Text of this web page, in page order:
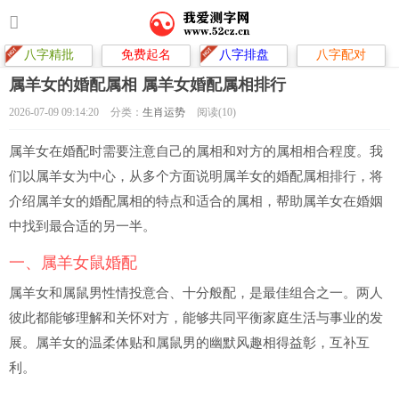
八字精批 免费起名 八字排盘 八字配对
属羊女的婚配属相 属羊女婚配属相排行
2026-07-09 09:14:20 分类： 生肖运势 阅读(10)
属羊女在婚配时需要注意自己的属相和对方的属相相合程度。我
们以属羊女为中心，从多个方面说明属羊女的婚配属相排行，将
介绍属羊女的婚配属相的特点和适合的属相，帮助属羊女在婚姻
中找到最合适的另一半。
一、属羊女鼠婚配
属羊女和属鼠男性情投意合、十分般配，是最佳组合之一。两人
彼此都能够理解和关怀对方，能够共同平衡家庭生活与事业的发
展。属羊女的温柔体贴和属鼠男的幽默风趣相得益彰，互补互
利。